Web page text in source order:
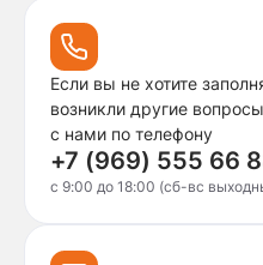
Если вы не хотите
возникли другие
с нами по телефону
+7 (969) 555 66
c 9:00 до 18:00 (сб-вс